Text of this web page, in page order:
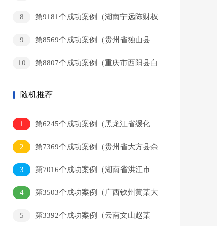
8
第9181个成功案例（湖南宁远陈财权
9
第8569个成功案例（贵州省独山县
10
第8807个成功案例（重庆市西阳县白
随机推荐
1
第6245个成功案例（黑龙江省缓化
市席某权回家）
2
第7369个成功案例（贵州省大方县余
某回家）
3
第7016个成功案例（湖南省洪江市
杨某龙回家）
4
第3503个成功案例（广西钦州黄某大
5
第3392个成功案例（云南文山赵某